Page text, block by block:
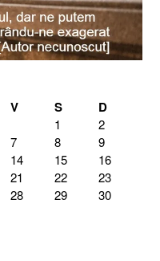
V S D
1
2
7 8
9
14 15
16
21 22
23
28 29
30